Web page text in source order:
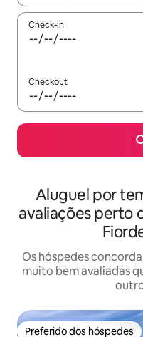
Check-in
Checkout
Aluguel por
avaliações perto
Os hóspedes
muito bem avaliadas
Preferido dos hóspedes